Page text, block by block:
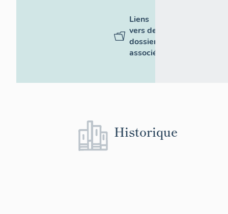
Liens
vers des
dossiers
associés
Historique